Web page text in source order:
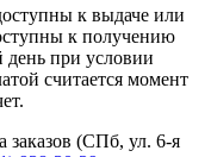
к выдаче или
к получению
день при условии
считается момент
заказов (СПб, ул. 6-я